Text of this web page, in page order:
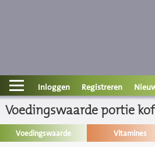
Contact
Informatie
Disclaimer
Inloggen Registreren
Voedingswaarde portie
Voedingswaarde Vitamines